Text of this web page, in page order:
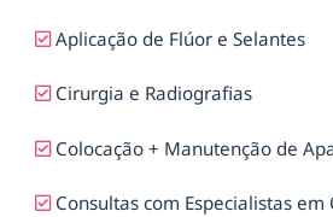
Aplicação de Flúor e Selantes
Cirurgia e Radiografias
Colocação + Manutenção de
Consultas com Especialistas